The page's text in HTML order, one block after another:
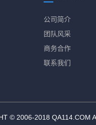
公司简介
团队风采
商务合作
联系我们
© 2006-2018 QA114.COM